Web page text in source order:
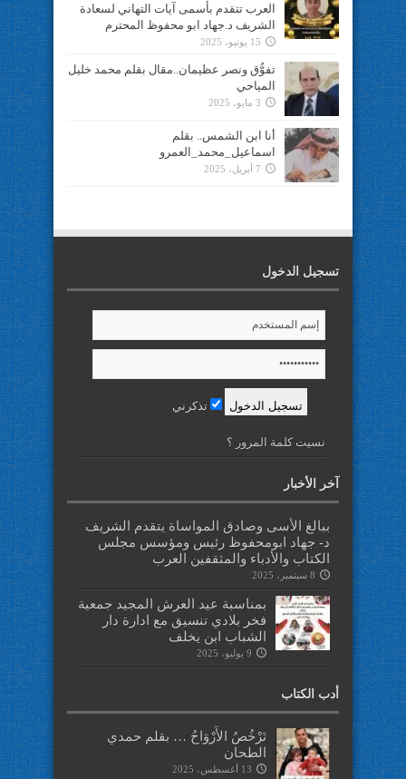
العرب تتقدم بأسمى آيات التهاني لسعادة
الشريف د.جهاد ابو محفوظ المحترم
15 يونيو، 2025
تفوُّق ونصر عظيمان..مقال بقلم محمد خليل
المياحي
3 مايو، 2025
أنا ابن الشمس.. بقلم
اسماعيل_محمد_العمرو
7 أبريل، 2025
تسجيل الدخول
تذكرني
نسيت كلمة المرور ؟
آخر الأخبار
ببالغ الأسى وصادق المواساة يتقدم الشريف
د- جهاد ابومحفوظ رئيس ومؤسس مجلس
الكتاب والأدباء والمثقفين العرب
8 سبتمبر، 2025
بمناسبة عيد العرش المجيد جمعية
فخر بلادي تنسيق مع ادارة دار
الشباب ابن يخلف
9 يوليو، 2025
أدب الكتاب
تَرْخُصُ الأَرْوَاحُ … بقلم حمدي
الطحان
13 أغسطس، 2025